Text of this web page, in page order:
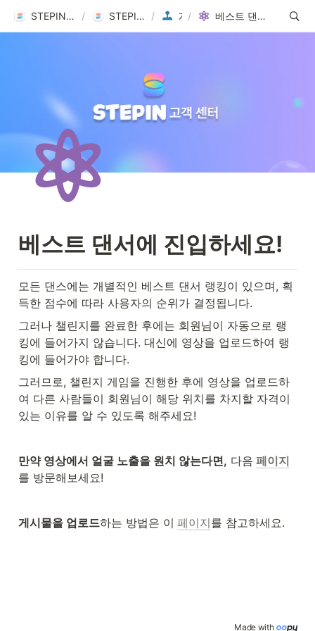
STEPIN Help Center / STEPIN 고객센터 / 게임
/ 베스트 댄서에 진입하세요!
베스트 댄서에 진입하세요!
모든 댄스에는 개별적인 베스트 댄서 랭킹이 있으며, 획
득한 점수에 따라 사용자의 순위가 결정됩니다.
그러나 챌린지를 완료한 후에는 회원님이 자동으로 랭
킹에 들어가지 않습니다. 대신에 영상을 업로드하여 랭
킹에 들어가야 합니다.
그러므로, 챌린지 게임을 진행한 후에 영상을 업로드하
여 다른 사람들이 회원님이 해당 위치를 차지할 자격이
있는 이유를 알 수 있도록 해주세요!
만약 영상에서 얼굴 노출을 원치 않는다면, 다음 페이지
를 방문해보세요!
게시물을 업로드하는 방법은 이 페이지를 참고하세요.
Made with